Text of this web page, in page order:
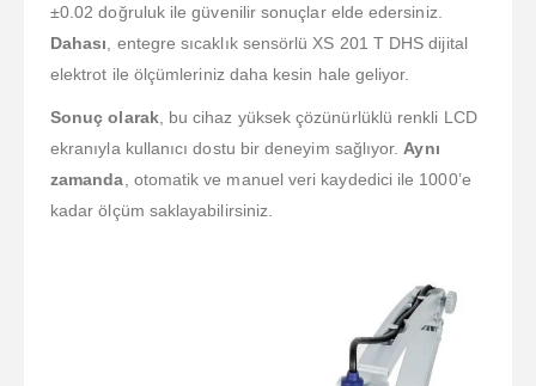
±0.02 doğruluk ile güvenilir sonuçlar elde edersiniz.
Dahası , entegre sıcaklık sensörlü XS 201 T DHS dijital
elektrot ile ölçümleriniz daha kesin hale geliyor.
Sonuç olarak, bu cihaz yüksek çözünürlüklü renkli LCD
ekranıyla kullanıcı dostu bir deneyim sağlıyor. Aynı
zamanda , otomatik ve manuel veri kaydedici ile 1000’e
kadar ölçüm saklayabilirsiniz.